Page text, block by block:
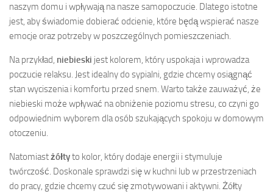
naszym domu i wpływają na nasze samopoczucie. Dlatego istotne
jest, aby świadomie dobierać odcienie, które będą wspierać nasze
emocje oraz potrzeby w poszczególnych pomieszczeniach.
Na przykład, niebieski jest kolorem, który uspokaja i wprowadza
poczucie relaksu. Jest idealny do sypialni, gdzie chcemy osiągnąć
stan wyciszenia i komfortu przed snem. Warto także zauważyć, że
niebieski może wpływać na obniżenie poziomu stresu, co czyni go
odpowiednim wyborem dla osób szukających spokoju w domowym
otoczeniu.
Natomiastżółtyto kolor, który dodaje energii i stymuluje
twórczość. Doskonale sprawdzi się w kuchni lub w przestrzeniach
do pracy, gdzie chcemy czuć się zmotywowani i aktywni. Żółty